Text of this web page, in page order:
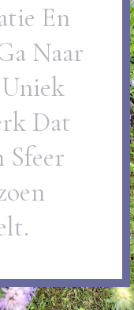
En
Naar
Dat
Sfeer